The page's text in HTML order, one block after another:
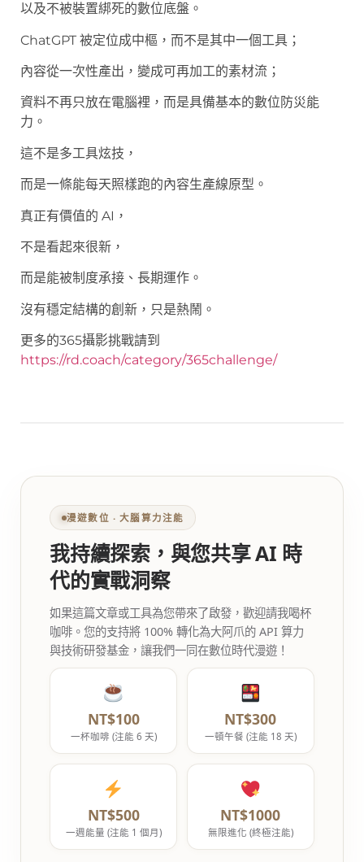
以及不被裝置綁死的數位底盤。
ChatGPT 被定位成中樞，而不是其中一個工具；
內容從一次性產出，變成可再加工的素材流；
資料不再只放在電腦裡，而是具備基本的數位防災能
力。
這不是多工具炫技，
而是一條能每天照樣跑的內容生產線原型。
真正有價值的 AI，
不是看起來很新，
而是能被制度承接、長期運作。
沒有穩定結構的創新，只是熱鬧。
更多的365攝影挑戰請到
https://rd.coach/category/365challenge/
漫遊數位 ‧ 大腦算力注能
我持續探索，與您共享 AI 時
代的實戰洞察
如果這篇文章或工具為您帶來了啟發，歡迎請我喝杯
咖啡。您的支持將 100% 轉化為大阿爪的 API 算力
與技術研發基金，讓我們一同在數位時代漫遊！
NT$100
一杯咖啡 (注能 6 天)
NT$300
一頓午餐 (注能 18 天)
NT$500
一週能量 (注能 1 個月)
NT$1000
無限進化 (終極注能)